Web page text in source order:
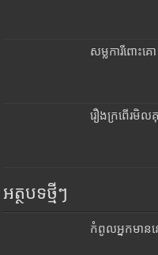
សម្លការីពោះគោ
រឿងក្រពើរមិល
អត្ថបទថ្មីៗ
កំពូលអ្នកមាន